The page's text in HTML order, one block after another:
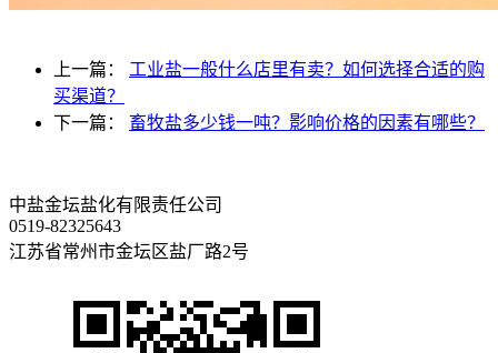
上一篇： 工业盐一般什么店里有卖？如何选择合适的购
买渠道？
下一篇： 畜牧盐多少钱一吨？影响价格的因素有哪些？
中盐金坛盐化有限责任公司
0519-82325643
江苏省常州市金坛区盐厂路2号